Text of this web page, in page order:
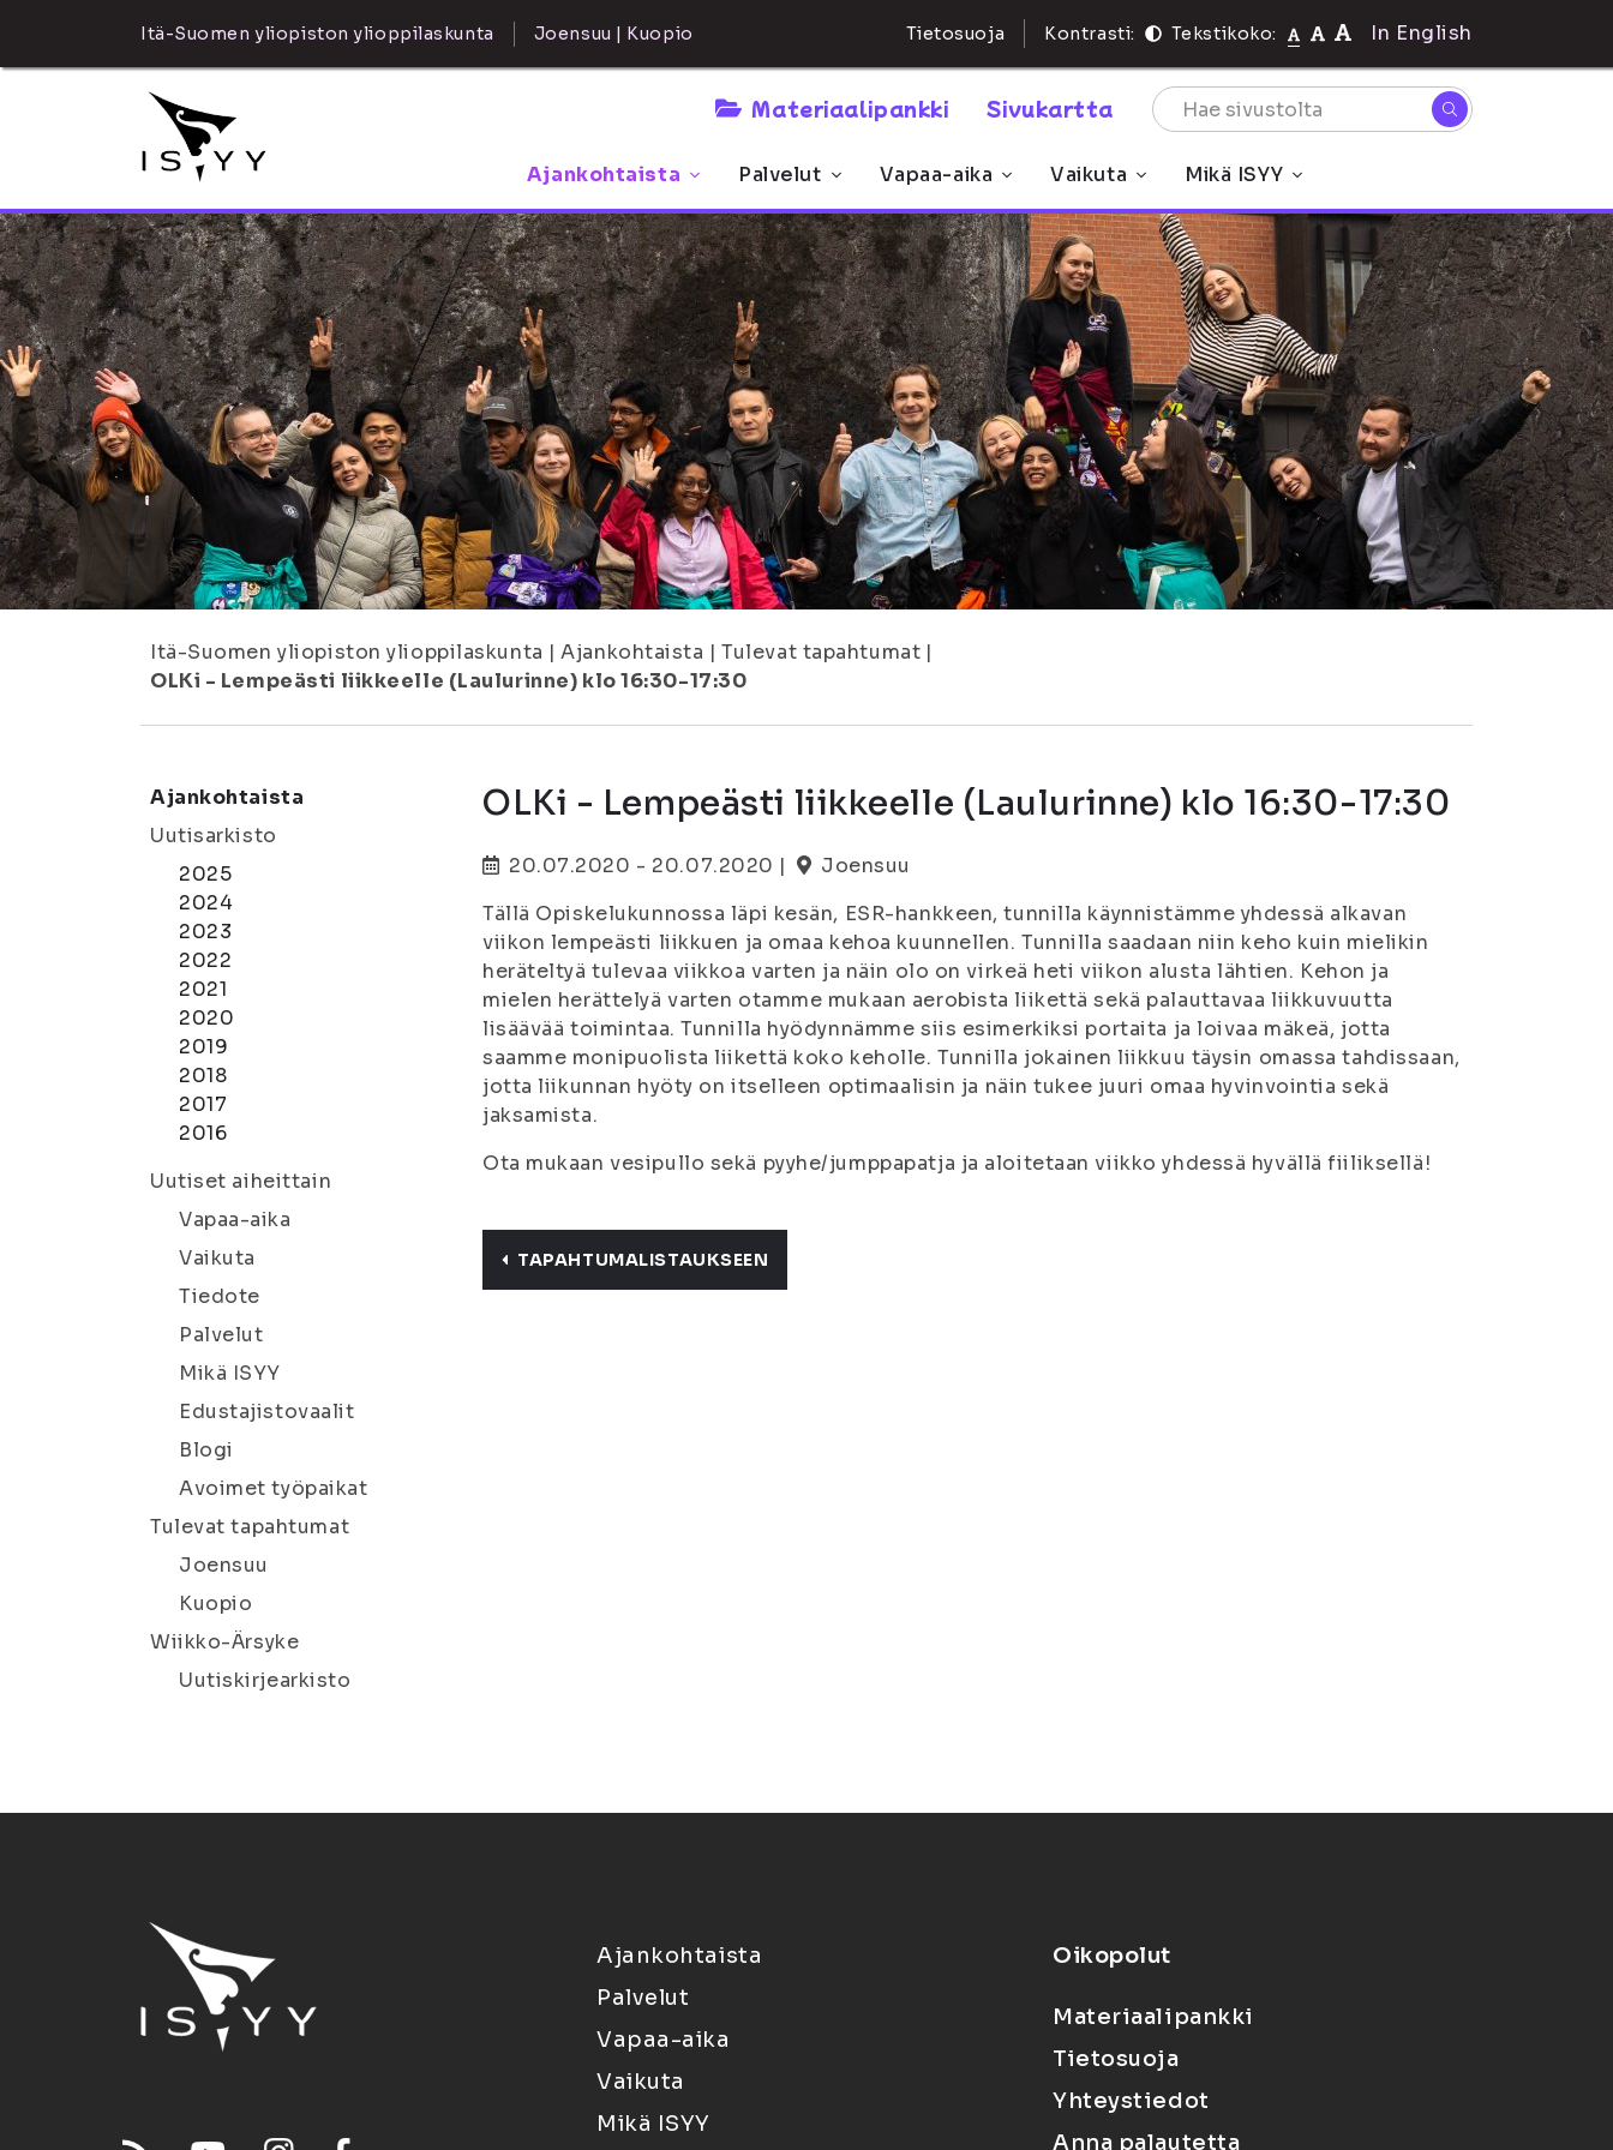
Itä-Suomen yliopiston ylioppilaskunta Joensuu | Kuopio Tietosuoja Kontrasti: Tekstikoko: In English
Materiaalipankki Sivukartta
Ajankohtaista Palvelut Vapaa-aika Vaikuta Mikä ISYY
Itä-Suomen yliopiston ylioppilaskunta | Ajankohtaista | Tulevat tapahtumat |
OLKi - Lempeästi liikkeelle (Laulurinne) klo 16:30-17:30
Ajankohtaista
Uutisarkisto
2025
2024
2023
2022
2021
2020
2019
2018
2017
2016
Uutiset aiheittain
Vapaa-aika
Vaikuta
Tiedote
Palvelut
Mikä ISYY
Edustajistovaalit
Blogi
Avoimet työpaikat
Tulevat tapahtumat
Joensuu
Kuopio
Wiikko-Ärsyke
Uutiskirjearkisto
OLKi - Lempeästi liikkeelle (Laulurinne) klo 16:30-17:30
20.07.2020 - 20.07.2020 |
Joensuu
Tällä Opiskelukunnossa läpi kesän, ESR-hankkeen, tunnilla käynnistämme yhdessä alkavan
viikon lempeästi liikkuen ja omaa kehoa kuunnellen. Tunnilla saadaan niin keho kuin mielikin
heräteltyä tulevaa viikkoa varten ja näin olo on virkeä heti viikon alusta lähtien. Kehon ja
mielen herättelyä varten otamme mukaan aerobista liikettä sekä palauttavaa liikkuvuutta
lisäävää toimintaa. Tunnilla hyödynnämme siis esimerkiksi portaita ja loivaa mäkeä, jotta
saamme monipuolista liikettä koko keholle. Tunnilla jokainen liikkuu täysin omassa tahdissaan,
jotta liikunnan hyöty on itselleen optimaalisin ja näin tukee juuri omaa hyvinvointia sekä
jaksamista.
Ota mukaan vesipullo sekä pyyhe/jumppapatja ja aloitetaan viikko yhdessä hyvällä fiiliksellä!
TAPAHTUMALISTAUKSEEN
Ajankohtaista
Palvelut
Vapaa-aika
Vaikuta
Mikä ISYY
Oikopolut
Materiaalipankki
Tietosuoja
Yhteystiedot
Anna palautetta